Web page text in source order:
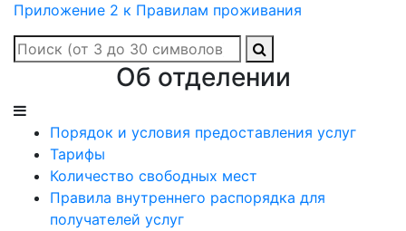
Приложение 2 к Правилам проживания
Об отделении
Порядок и условия предоставления услуг
Тарифы
Количество свободных мест
Правила внутреннего распорядка для
получателей услуг